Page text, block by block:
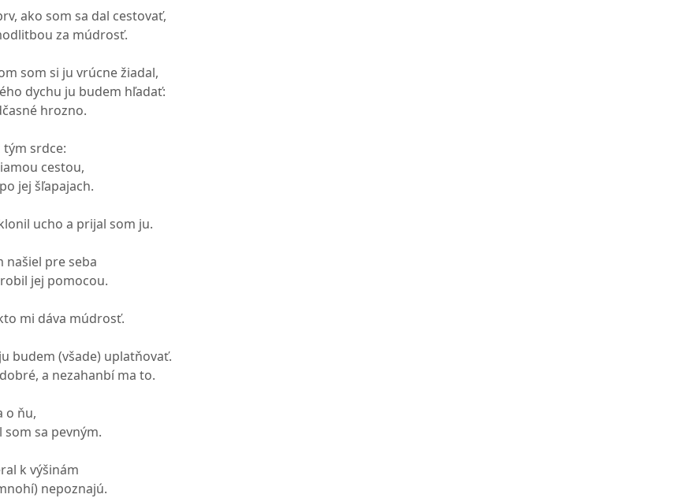
ako som sa dal cestovať,
za múdrosť.
som si ju vrúcne žiadal,
dychu ju budem hľadať:
hrozno.
tým srdce:
cestou,
jej šľapajach.
ucho a prijal som ju.
pre seba
jej pomocou.
mi dáva múdrosť.
budem (všade) uplatňovať.
a nezahanbí ma to.
o ňu,
sa pevným.
k výšinám
nepoznajú.